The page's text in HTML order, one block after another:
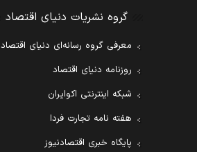
گروه نشریات دنیای اقتصاد
معرفی گروه رسانه‌ای دنیای اقتصاد
روزنامه دنیای اقتصاد
شبکه اینترنتی اکوایران
هفته نامه تجارت فردا
پایگاه خبری اقتصادنیوز